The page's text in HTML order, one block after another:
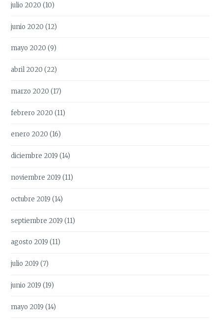
julio 2020 (10)
junio 2020 (12)
mayo 2020 (9)
abril 2020 (22)
marzo 2020 (17)
febrero 2020 (11)
enero 2020 (16)
diciembre 2019 (14)
noviembre 2019 (11)
octubre 2019 (14)
septiembre 2019 (11)
agosto 2019 (11)
julio 2019 (7)
junio 2019 (19)
mayo 2019 (14)